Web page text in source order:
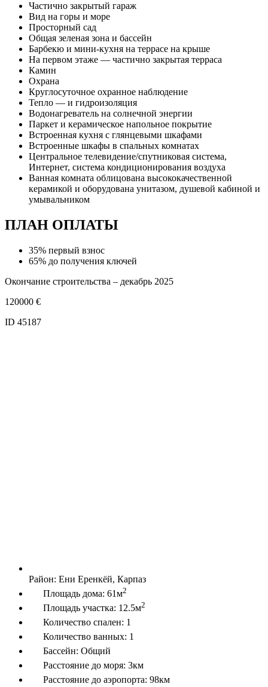
Частично закрытый гараж
Вид на горы и море
Просторный сад
Общая зеленая зона и бассейн
Барбекю и мини-кухня на террасе на крыше
На первом этаже — частично закрытая терраса
Камин
Охрана
Круглосуточное охранное наблюдение
Тепло — и гидроизоляция
Водонагреватель на солнечной энергии
Паркет и керамическое напольное покрытие
Встроенная кухня с глянцевыми шкафами
Встроенные шкафы в спальных комнатах
Центральное телевидение/спутниковая система,
Интернет, система кондиционирования воздуха
Ванная комната облицована высококачественной
керамикой и оборудована унитазом, душевой кабиной и
умывальником
ПЛАН ОПЛАТЫ
35% первый взнос
65% до получения ключей
Окончание строительства – декабрь 2025
120000 €
ID 45187
Район: Ени Еренкёй, Карпаз
Площадь дома: 61м2
Площадь участка: 12.5м2
Количество спален: 1
Количество ванных: 1
Бассейн: Общий
Расстояние до моря: 3км
Расстояние до аэропорта: 98км